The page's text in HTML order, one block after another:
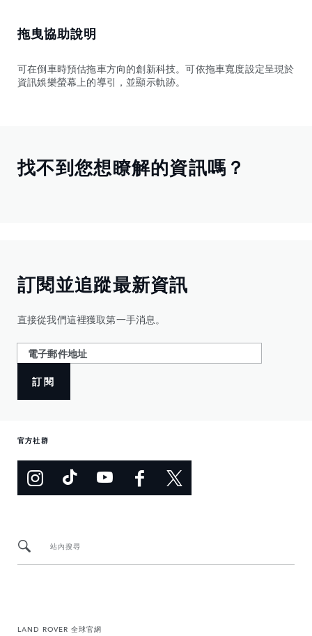
拖曳協助說明
可在倒車時預估拖車方向的創新科技。可依拖車寬度設定呈現於
資訊娛樂螢幕上的導引，並顯示軌跡。
找不到您想瞭解的資訊嗎？
訂閱並追蹤最新資訊
直接從我們這裡獲取第一手消息。
訂閱
官方社群
站內搜尋
LAND ROVER 全球官網